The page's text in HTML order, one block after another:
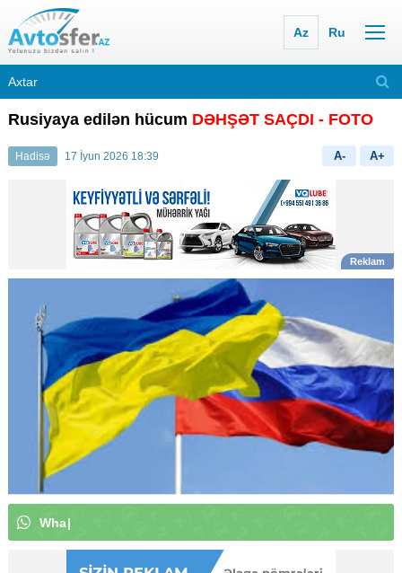
Az Ru
Rusiyaya edilən hücum DƏHŞƏT SAÇDI - FOTO
Hadisə 17 İyun 2026 18:39 A- A+
What